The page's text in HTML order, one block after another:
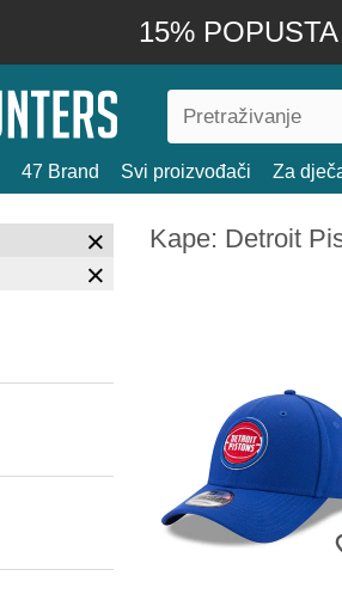
15%
47 Brand Svi proizvođači Za
Kape: Detroit